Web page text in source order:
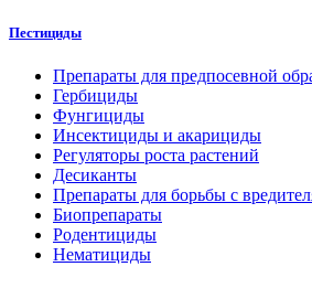
Пестициды
Препараты для предпосевной
Гербициды
Фунгициды
Инсектициды и акарициды
Регуляторы роста растений
Десиканты
Препараты для борьбы с
Биопрепараты
Родентициды
Нематициды